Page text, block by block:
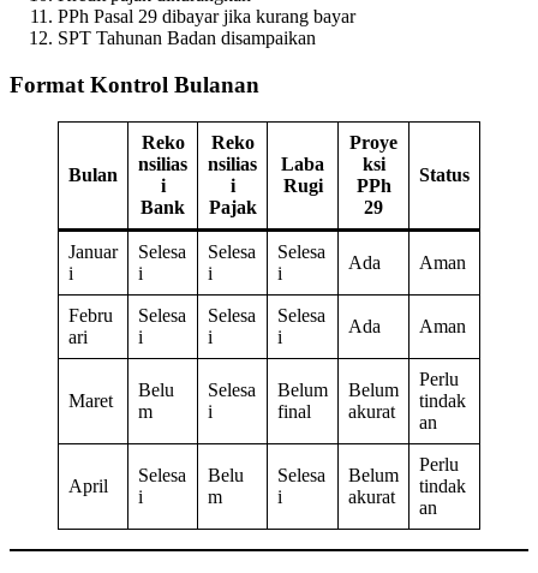
PPh Pasal 29 dibayar jika kurang bayar
SPT Tahunan Badan disampaikan
Format Kontrol Bulanan
Bulan
Reko
nsilias
i
Bank
Reko
nsilias
i
Pajak
Laba
Rugi
Proye
ksi
PPh
29
Status
Januar
i
Selesa
i
Selesa
i
Selesa
i
Ada Aman
Febru
ari
Selesa
i
Selesa
i
Selesa
i
Ada Aman
Maret
Belu
m
Selesa
i
Belum
final
Belum
akurat
Perlu
tindak
an
April
Selesa
i
Belu
m
Selesa
i
Belum
akurat
Perlu
tindak
an